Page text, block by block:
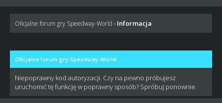
Oficjalne forum gry Speedway-World › Informacja
Oficjalne forum gry Speedway-World
Niepoprawny kod autoryzacji. Czy na pewno próbujesz
uruchomić tę funkcję w poprawny sposób? Spróbuj ponownie.